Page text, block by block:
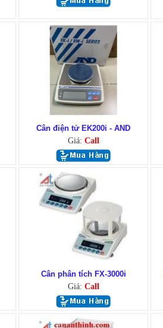
Cân điện tử EK200i - AND
Giá: Call
Cân phân tích FX-3000i
Giá: Call